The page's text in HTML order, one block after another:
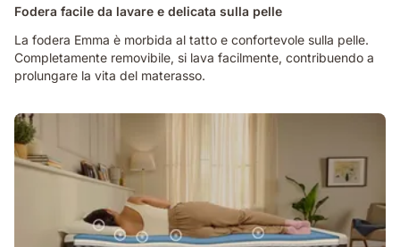
Fodera facile da lavare e delicata sulla pelle
La fodera Emma è morbida al tatto e confortevole sulla pelle.
Completamente removibile, si lava facilmente, contribuendo a
prolungare la vita del materasso.